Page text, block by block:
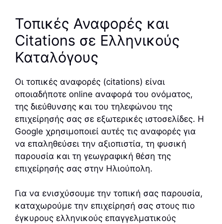
Τοπικές Αναφορές και
Citations σε Ελληνικούς
Καταλόγους
Οι τοπικές αναφορές (citations) είναι
οποιαδήποτε online αναφορά του ονόματος,
της διεύθυνσης και του τηλεφώνου της
επιχείρησής σας σε εξωτερικές ιστοσελίδες. Η
Google χρησιμοποιεί αυτές τις αναφορές για
να επαληθεύσει την αξιοπιστία, τη φυσική
παρουσία και τη γεωγραφική θέση της
επιχείρησής σας στην Ηλιούπολη.
Για να ενισχύσουμε την τοπική σας παρουσία,
καταχωρούμε την επιχείρησή σας στους πιο
έγκυρους ελληνικούς επαγγελματικούς